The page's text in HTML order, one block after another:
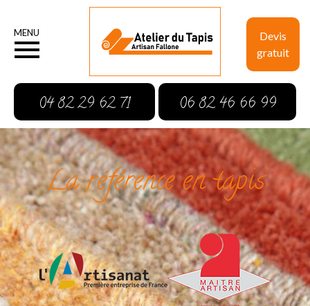
Devis
gratuit
MENU
04 82 29 62 71 06 82 46 66 99
La référence en tapis